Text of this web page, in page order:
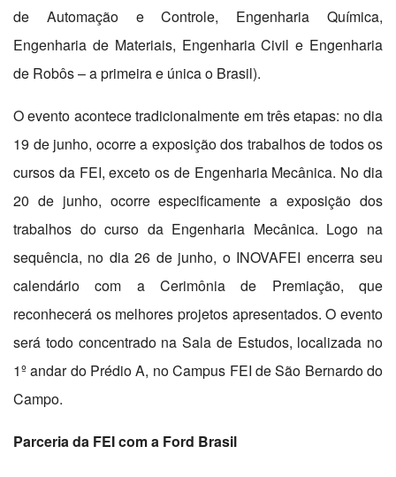
de Automação e Controle, Engenharia Química,
Engenharia de Materiais, Engenharia Civil e Engenharia
de Robôs – a primeira e única o Brasil).
O evento acontece tradicionalmente em três etapas: no dia
19 de junho, ocorre a exposição dos trabalhos de todos os
cursos da FEI, exceto os de Engenharia Mecânica. No dia
20 de junho, ocorre especificamente a exposição dos
trabalhos do curso da Engenharia Mecânica. Logo na
sequência, no dia 26 de junho, o INOVAFEI encerra seu
calendário com a Cerimônia de Premiação, que
reconhecerá os melhores projetos apresentados. O evento
será todo concentrado na Sala de Estudos, localizada no
1º andar do Prédio A, no Campus FEI de São Bernardo do
Campo.
Parceria da FEI com a Ford Brasil